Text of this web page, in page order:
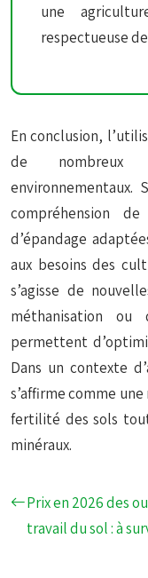
une
respectueuse
En conclusion,
de nombreux
environnementaux.
compréhension
d’épandage
aux besoins des
s’agisse de
méthanisation ou
permettent
Dans un contexte
s’affirme comme
fertilité des sols
minéraux.
Prix en 2026 des
travail du sol : à